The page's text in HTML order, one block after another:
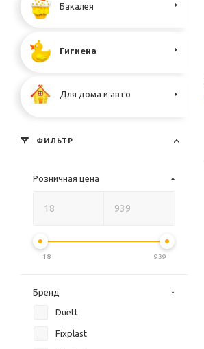
Бакалея
Гигиена
Для дома и авто
ФИЛЬТР
Розничная цена
18 939
Бренд
Duett
Fixplast